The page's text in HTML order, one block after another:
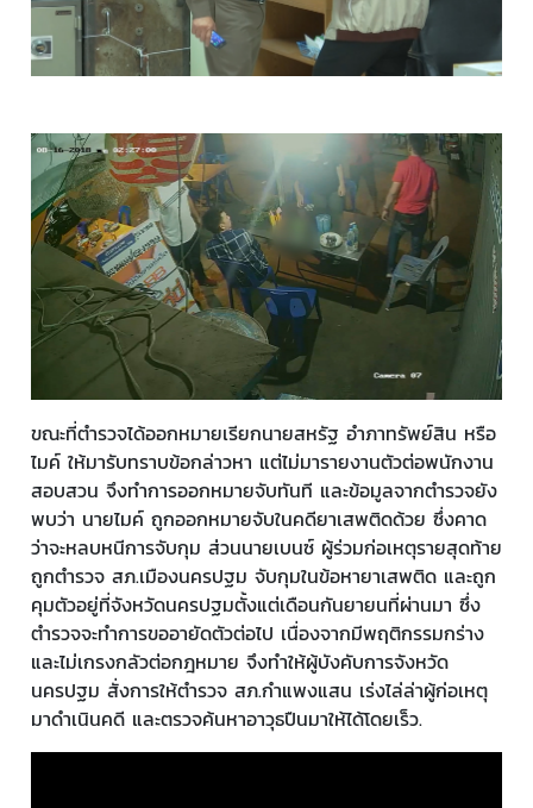
ขณะที่ตำรวจได้ออกหมายเรียกนายสหรัฐ อำภาทรัพย์สิน หรือ
ไมค์ ให้มารับทราบข้อกล่าวหา แต่ไม่มารายงานตัวต่อพนักงาน
สอบสวน จึงทำการออกหมายจับทันที และข้อมูลจากตำรวจยัง
พบว่า นายไมค์ ถูกออกหมายจับในคดียาเสพติดด้วย ซึ่งคาด
ว่าจะหลบหนีการจับกุม ส่วนนายเบนซ์ ผู้ร่วมก่อเหตุรายสุดท้าย
ถูกตำรวจ สภ.เมืองนครปฐม จับกุมในข้อหายาเสพติด และถูก
คุมตัวอยู่ที่จังหวัดนครปฐมตั้งแต่เดือนกันยายนที่ผ่านมา ซึ่ง
ตำรวจจะทำการขออายัดตัวต่อไป เนื่องจากมีพฤติกรรมกร่าง
และไม่เกรงกลัวต่อกฎหมาย จึงทำให้ผู้บังคับการจังหวัด
นครปฐม สั่งการให้ตำรวจ สภ.กำแพงแสน เร่งไล่ล่าผู้ก่อเหตุ
มาดำเนินคดี และตรวจค้นหาอาวุธปืนมาให้ได้โดยเร็ว.